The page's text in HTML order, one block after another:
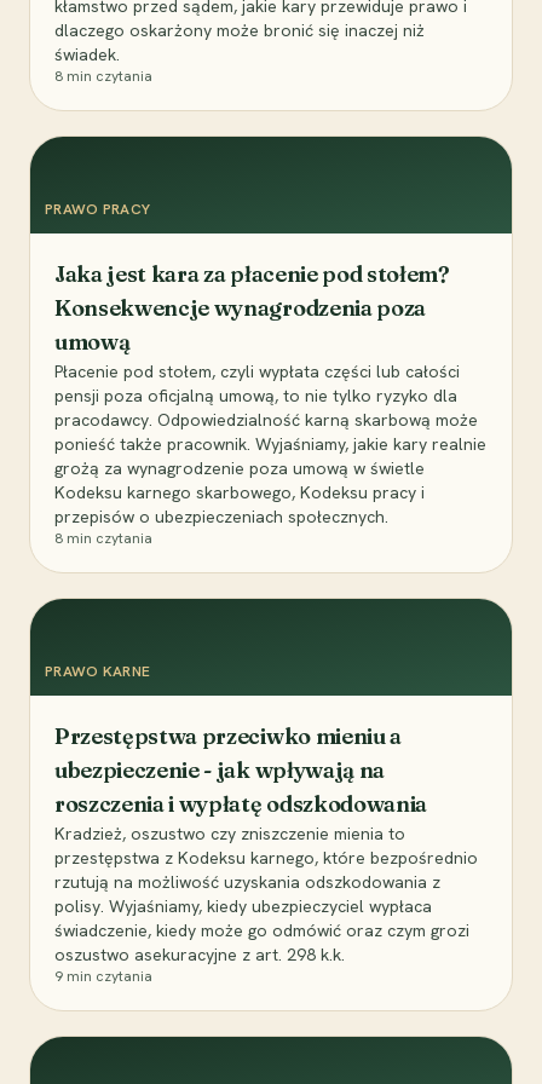
kłamstwo przed sądem, jakie kary przewiduje prawo i
dlaczego oskarżony może bronić się inaczej niż
świadek.
8 min czytania
PRAWO PRACY
Jaka jest kara za płacenie pod stołem?
Konsekwencje wynagrodzenia poza
umową
Płacenie pod stołem, czyli wypłata części lub całości
pensji poza oficjalną umową, to nie tylko ryzyko dla
pracodawcy. Odpowiedzialność karną skarbową może
ponieść także pracownik. Wyjaśniamy, jakie kary realnie
grożą za wynagrodzenie poza umową w świetle
Kodeksu karnego skarbowego, Kodeksu pracy i
przepisów o ubezpieczeniach społecznych.
8 min czytania
PRAWO KARNE
Przestępstwa przeciwko mieniu a
ubezpieczenie - jak wpływają na
roszczenia i wypłatę odszkodowania
Kradzież, oszustwo czy zniszczenie mienia to
przestępstwa z Kodeksu karnego, które bezpośrednio
rzutują na możliwość uzyskania odszkodowania z
polisy. Wyjaśniamy, kiedy ubezpieczyciel wypłaca
świadczenie, kiedy może go odmówić oraz czym grozi
oszustwo asekuracyjne z art. 298 k.k.
9 min czytania